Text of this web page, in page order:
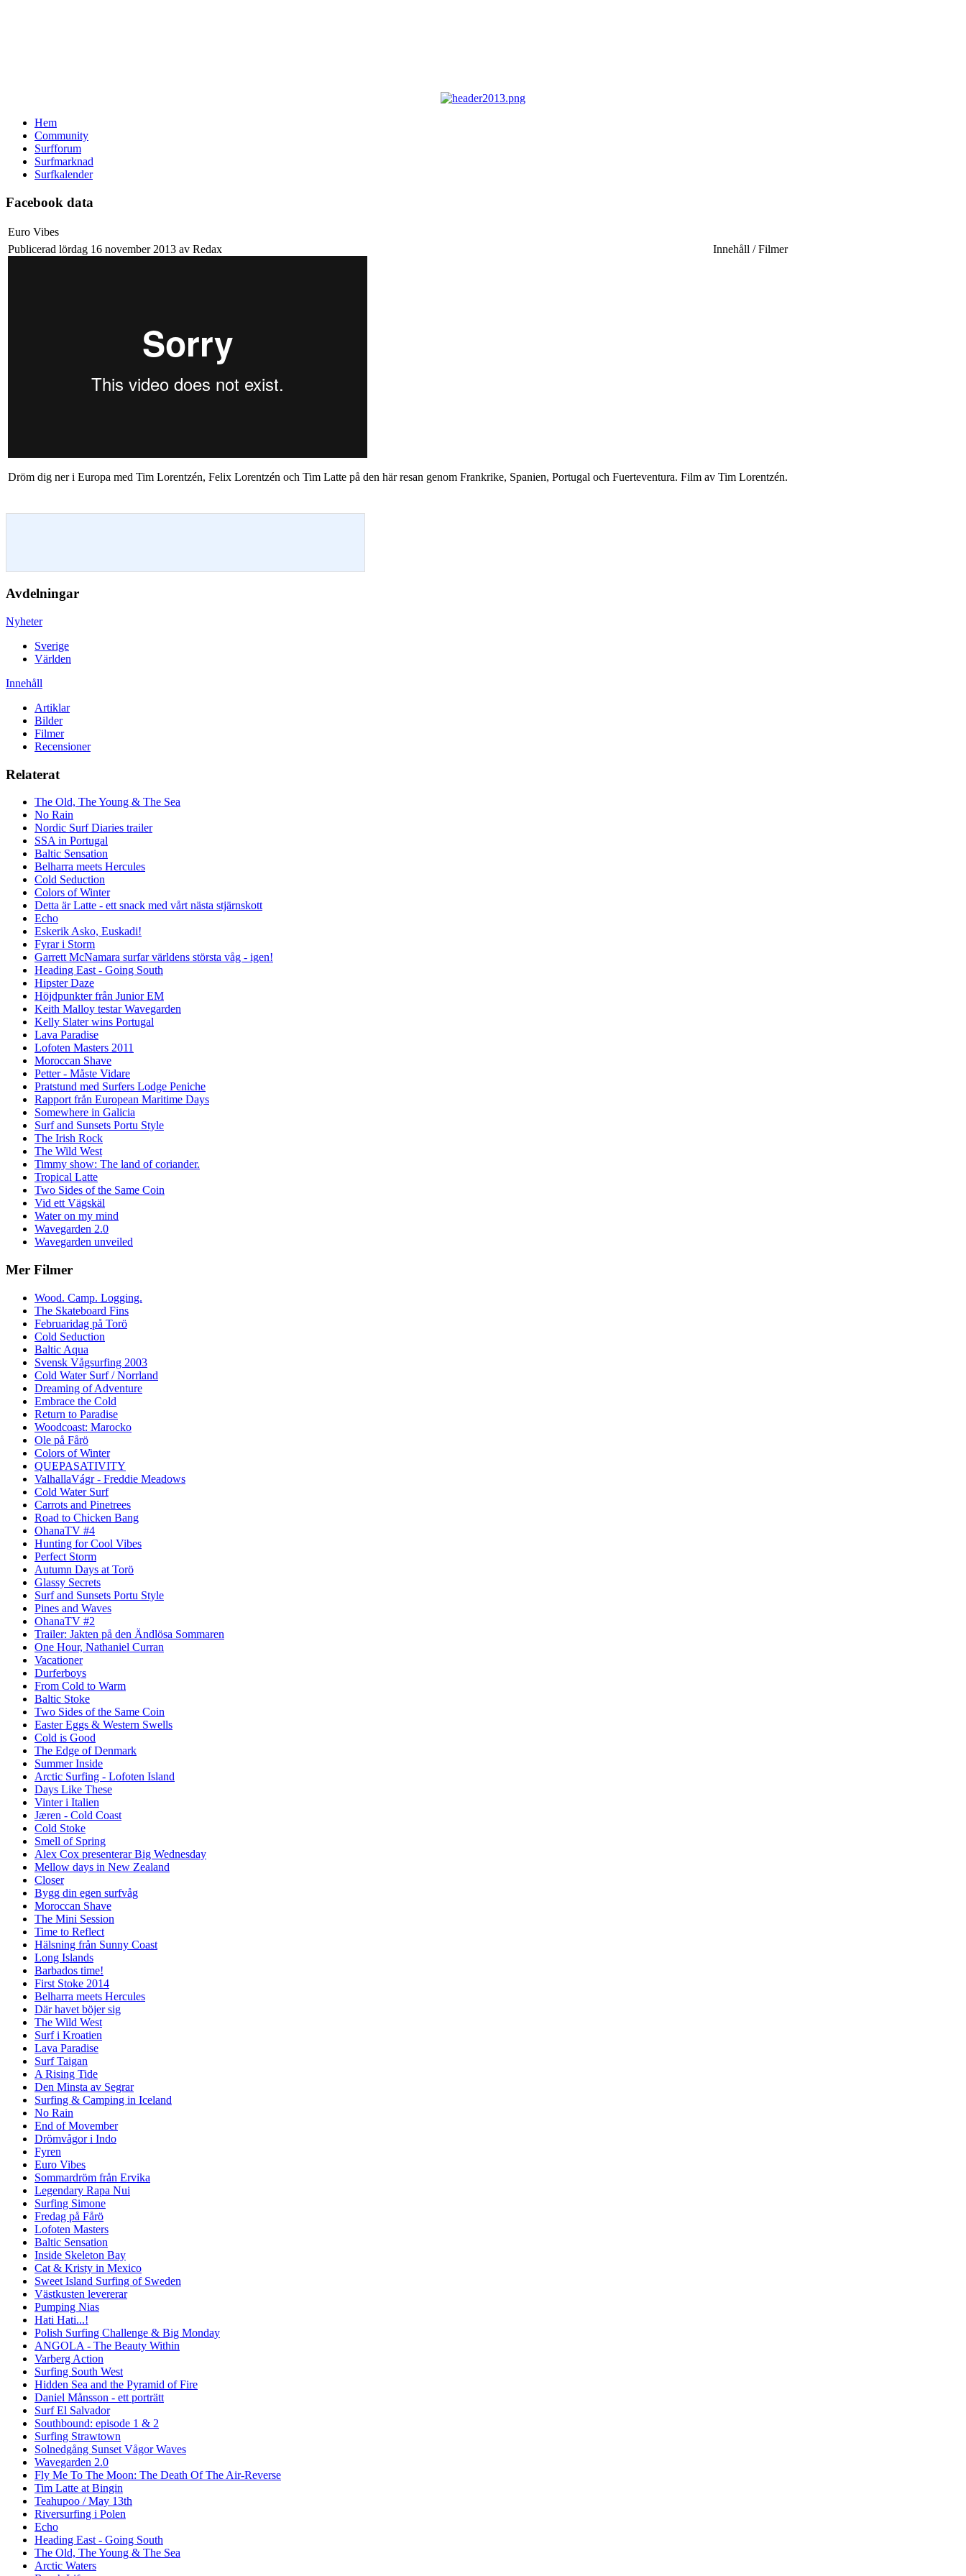
Hem
Community
Surfforum
Surfmarknad
Surfkalender
Facebook data
Euro Vibes
Publicerad lördag 16 november 2013 av Redax
Innehåll / Filmer
Dröm dig ner i Europa med Tim Lorentzén, Felix Lorentzén och Tim Latte på den här resan genom Frankrike, Spanien, Portugal och Fuerteventura. Film av Tim Lorentzén.
Avdelningar
Nyheter
Sverige
Världen
Innehåll
Artiklar
Bilder
Filmer
Recensioner
Relaterat
The Old, The Young & The Sea
No Rain
Nordic Surf Diaries trailer
SSA in Portugal
Baltic Sensation
Belharra meets Hercules
Cold Seduction
Colors of Winter
Detta är Latte - ett snack med vårt nästa stjärnskott
Echo
Eskerik Asko, Euskadi!
Fyrar i Storm
Garrett McNamara surfar världens största våg - igen!
Heading East - Going South
Hipster Daze
Höjdpunkter från Junior EM
Keith Malloy testar Wavegarden
Kelly Slater wins Portugal
Lava Paradise
Lofoten Masters 2011
Moroccan Shave
Petter - Måste Vidare
Pratstund med Surfers Lodge Peniche
Rapport från European Maritime Days
Somewhere in Galicia
Surf and Sunsets Portu Style
The Irish Rock
The Wild West
Timmy show: The land of coriander.
Tropical Latte
Two Sides of the Same Coin
Vid ett Vägskäl
Water on my mind
Wavegarden 2.0
Wavegarden unveiled
Mer Filmer
Wood. Camp. Logging.
The Skateboard Fins
Februaridag på Torö
Cold Seduction
Baltic Aqua
Svensk Vågsurfing 2003
Cold Water Surf / Norrland
Dreaming of Adventure
Embrace the Cold
Return to Paradise
Woodcoast: Marocko
Ole på Fårö
Colors of Winter
QUEPASATIVITY
ValhallaVágr - Freddie Meadows
Cold Water Surf
Carrots and Pinetrees
Road to Chicken Bang
OhanaTV #4
Hunting for Cool Vibes
Perfect Storm
Autumn Days at Torö
Glassy Secrets
Surf and Sunsets Portu Style
Pines and Waves
OhanaTV #2
Trailer: Jakten på den Ändlösa Sommaren
One Hour, Nathaniel Curran
Vacationer
Durferboys
From Cold to Warm
Baltic Stoke
Two Sides of the Same Coin
Easter Eggs & Western Swells
Cold is Good
The Edge of Denmark
Summer Inside
Arctic Surfing - Lofoten Island
Days Like These
Vinter i Italien
Jæren - Cold Coast
Cold Stoke
Smell of Spring
Alex Cox presenterar Big Wednesday
Mellow days in New Zealand
Closer
Bygg din egen surfvåg
Moroccan Shave
The Mini Session
Time to Reflect
Hälsning från Sunny Coast
Long Islands
Barbados time!
First Stoke 2014
Belharra meets Hercules
Där havet böjer sig
The Wild West
Surf i Kroatien
Lava Paradise
Surf Taigan
A Rising Tide
Den Minsta av Segrar
Surfing & Camping in Iceland
No Rain
End of Movember
Drömvågor i Indo
Fyren
Euro Vibes
Sommardröm från Ervika
Legendary Rapa Nui
Surfing Simone
Fredag på Fårö
Lofoten Masters
Baltic Sensation
Inside Skeleton Bay
Cat & Kristy in Mexico
Sweet Island Surfing of Sweden
Västkusten levererar
Pumping Nias
Hati Hati...!
Polish Surfing Challenge & Big Monday
ANGOLA - The Beauty Within
Varberg Action
Surfing South West
Hidden Sea and the Pyramid of Fire
Daniel Månsson - ett porträtt
Surf El Salvador
Southbound: episode 1 & 2
Surfing Strawtown
Solnedgång Sunset Vågor Waves
Wavegarden 2.0
Fly Me To The Moon: The Death Of The Air-Reverse
Tim Latte at Bingin
Teahupoo / May 13th
Riversurfing i Polen
Echo
Heading East - Going South
The Old, The Young & The Sea
Arctic Waters